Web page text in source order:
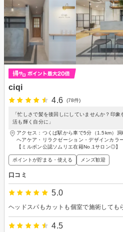
ciqi
4.6
(78件)
「忙しさで髪を後回しにしていませんか？印
活も輝く自分に」
アクセス：つくば駅から車で5分（1.5km）
ヘアケア・リラクゼーション・デザインカラ
【ミルボン公認ソムリエ在籍No.1サロン◎】
ポイントが貯まる・使える メンズ歓迎
口コミ
5.0
4.5